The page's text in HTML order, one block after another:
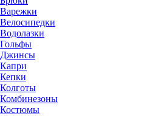
Варежки
Велосипедки
Водолазки
Гольфы
Джинсы
Капри
Кепки
Колготы
Комбинезоны
Костюмы